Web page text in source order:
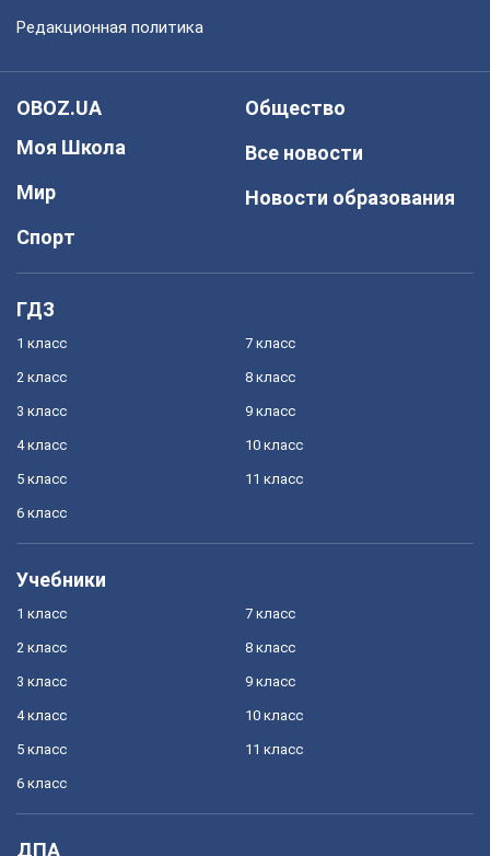
Редакционная политика
OBOZ.UA
Моя Школа
Мир
Спорт
Общество
Все новости
Новости образования
ГДЗ
1 класс
2 класс
3 класс
4 класс
5 класс
6 класс
7 класс
8 класс
9 класс
10 класс
11 класс
Учебники
1 класс
2 класс
3 класс
4 класс
5 класс
6 класс
7 класс
8 класс
9 класс
10 класс
11 класс
ДПА